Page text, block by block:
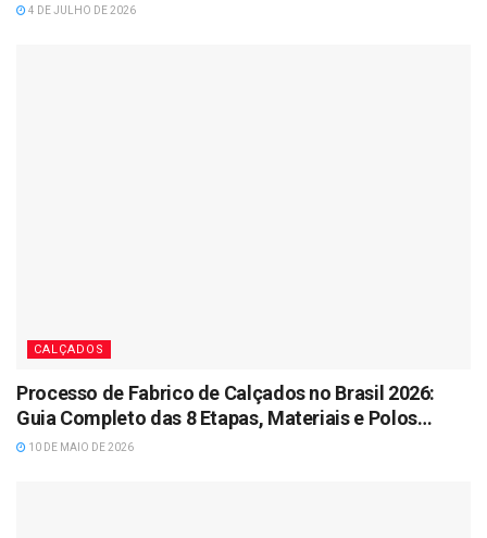
4 DE JULHO DE 2026
CALÇADOS
Processo de Fabrico de Calçados no Brasil 2026:
Guia Completo das 8 Etapas, Materiais e Polos
Industriais
10 DE MAIO DE 2026